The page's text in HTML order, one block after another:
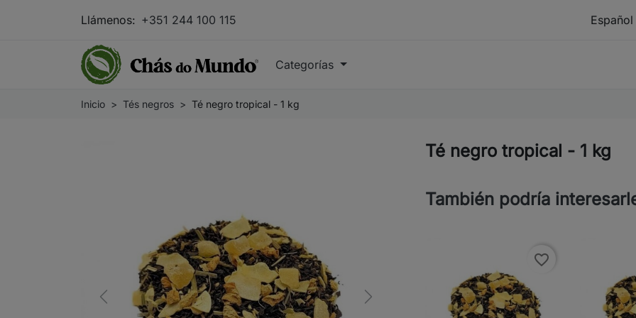
Llámenos: +351 244 100 115
Categorías
Inicio Tés negros Té negro tropical - 1 kg
Previous Next
Té negro tropical - 1 kg
También podría
favorite_border